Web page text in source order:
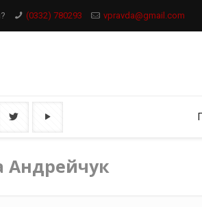
(0332) 780293 vpravda@gmail.com
Андрейчук